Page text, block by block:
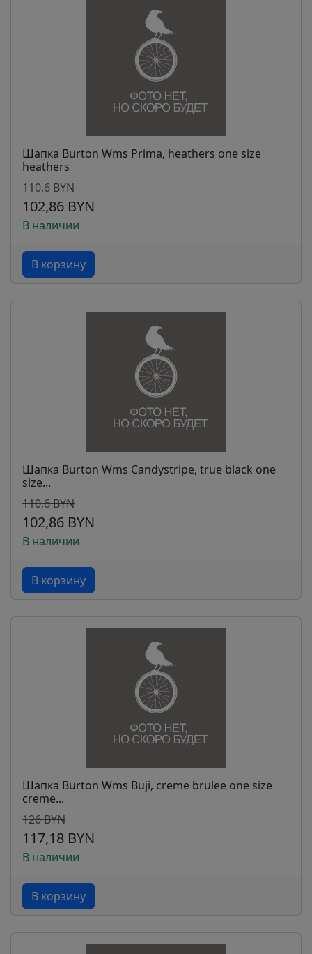
Шапка Burton Wms Prima, heathers one size
heathers
110,6 BYN
102,86 BYN
В наличии
В корзину
Шапка Burton Wms Candystripe, true black one
size...
110,6 BYN
102,86 BYN
В наличии
В корзину
Шапка Burton Wms Buji, creme brulee one size
creme...
126 BYN
117,18 BYN
В наличии
В корзину